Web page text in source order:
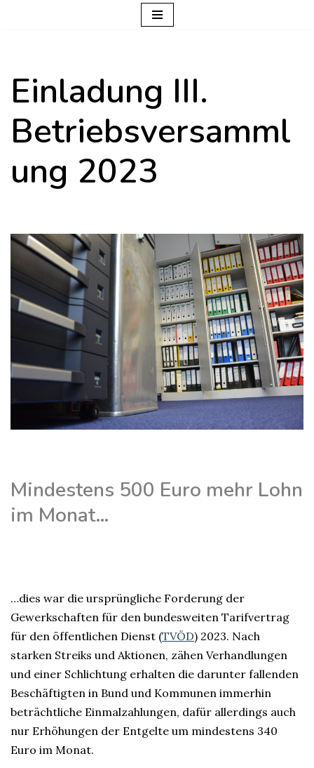
springen
Einladung III.
Betriebsversamml
ung 2023
Mindestens 500 Euro mehr Lohn
im Monat…
…dies war die ursprüngliche Forderung der
Gewerkschaften für den bundesweiten Tarifvertrag
für den öffentlichen Dienst (TVÖD) 2023. Nach
starken Streiks und Aktionen, zähen Verhandlungen
und einer Schlichtung erhalten die darunter fallenden
Beschäftigten in Bund und Kommunen immerhin
beträchtliche Einmalzahlungen, dafür allerdings auch
nur Erhöhungen der Entgelte um mindestens 340
Euro im Monat.